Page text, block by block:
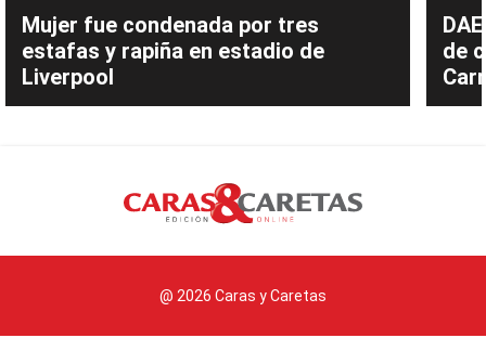
Mujer fue condenada por tres
estafas y rapiña en estadio de
Liverpool
de
@ 2026 Caras y Caretas